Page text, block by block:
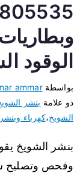
الوقود
بواسطةammar
ذو علامة بنشر
الشويخ،كهرباء
بنشر الشويخ
وفحص وتصليح